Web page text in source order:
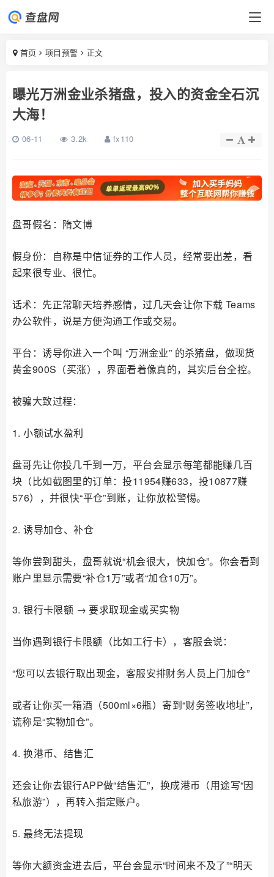
首页 项目预警 正文
曝光万洲金业杀猪盘，投入的资金全石沉
大海！
06-11 3.2k fx110
盘哥假名：隋文博
假身份：自称是中信证券的工作人员，经常要出差，看
起来很专业、很忙。
话术：先正常聊天培养感情，过几天会让你下载 Teams
办公软件，说是方便沟通工作或交易。
平台：诱导你进入一个叫 “万洲金业” 的杀猪盘，做现货
黄金900S（买涨），界面看着像真的，其实后台全控。
被骗大致过程：
1. 小额试水盈利
盘哥先让你投几千到一万，平台会显示每笔都能赚几百
块（比如截图里的订单：投11954赚633，投10877赚
576），并很快“平仓”到账，让你放松警惕。
2. 诱导加仓、补仓
等你尝到甜头，盘哥就说“机会很大，快加仓”。你会看到
账户里显示需要“补仓1万”或者“加仓10万”。
3. 银行卡限额 → 要求取现金或买实物
当你遇到银行卡限额（比如工行卡），客服会说：
“您可以去银行取出现金，客服安排财务人员上门加仓”
或者让你买一箱酒（500ml×6瓶）寄到“财务签收地址”，
谎称是“实物加仓”。
4. 换港币、结售汇
还会让你去银行APP做“结售汇”，换成港币（用途写“因
私旅游”），再转入指定账户。
5. 最终无法提现
等你大额资金进去后，平台会显示“时间来不及了”“明天